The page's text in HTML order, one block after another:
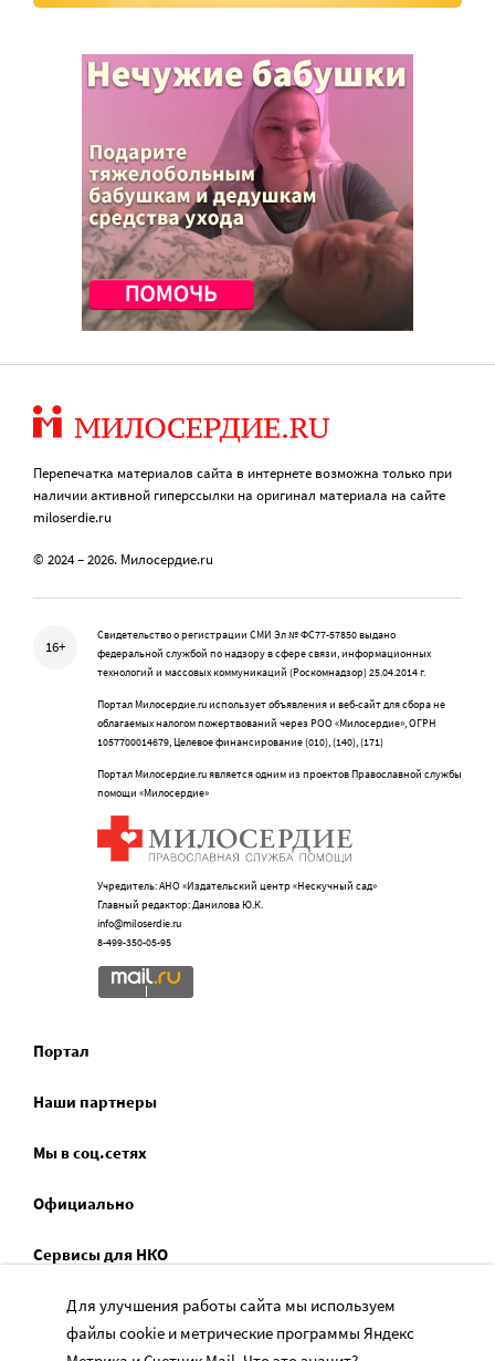
Перепечатка материалов сайта в интернете возможна только при
наличии активной гиперссылки на оригинал материала на сайте
miloserdie.ru
© 2024 – 2026. Милосердие.ru
16+
Свидетельство о регистрации СМИ Эл № ФС77-57850 выдано
федеральной службой по надзору в сфере связи, информационных
технологий и массовых коммуникаций (Роскомнадзор) 25.04.2014 г.
Портал Милосердие.ru использует объявления и веб-сайт для сбора не
облагаемых налогом пожертвований через РОО «Милосердие», ОГРН
1057700014679, Целевое финансирование (010), (140), (171)
Портал Милосердие.ru является одним из проектов Православной службы
помощи «Милосердие»
Учредитель: АНО «Издательский центр «Нескучный сад»
Главный редактор: Данилова Ю.К.
info@miloserdie.ru
8-499-350-05-95
Портал
Наши партнеры
Мы в соц.сетях
Официально
Сервисы для НКО
Спецпроекты
Социальное служение
Для улучшения работы сайта мы используем
файлы cookie и метрические программы Яндекс